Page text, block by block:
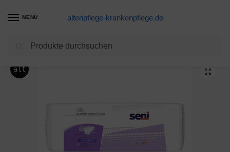
MENU altenpflege-krankenpflege.de
Windeln / Super Seni Plus Extra Large (P=30) atmungsaktive Inkontinenzhosen bei schwerer Inkontinenz
alt